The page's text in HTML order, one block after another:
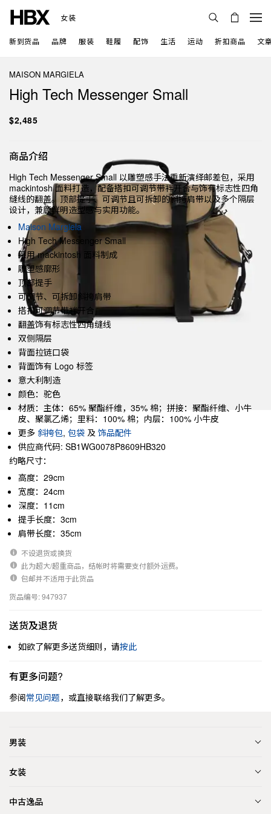
女装
新到货品 品牌 服装 鞋履 配饰 生活 运动 折扣商品 文
MAISON MARGIELA
High Tech Messenger Small
$2,485
商品介绍
High Tech Messenger Small 以雕塑感手法重新演绎邮差包，采用
mackintosh 面料打造，配备搭扣可调节带袢开合与饰有标志性四角
缝线的翻盖。顶部提手、可调节且可拆卸的斜挎肩带以及多个隔层
设计，兼顾鲜明造型感与实用功能。
Maison Margiela
High Tech Messenger Small
采用 mackintosh 面料制成
雕塑感廓形
顶部提手
可调节、可拆卸斜挎肩带
搭扣可调节带袢开合
翻盖饰有标志性四角缝线
双侧隔层
背面拉链口袋
背面饰有 Logo 标签
意大利制造
颜色：驼色
材质：主体：65% 聚酯纤维，35% 棉；拼接：聚酯纤维、小牛
皮、聚氯乙烯；里料：100% 棉；内层：100% 小牛皮
更多 斜挎包, 包袋 及 饰品配件
供应商代码: SB1WG0078P8609HB320
约略尺寸：
高度：29cm
宽度：24cm
深度：11cm
提手长度：3cm
肩带长度：35cm
不设退货或换货
此为超大/超重商品，结帐时将需要支付额外运费。
包邮并不适用于此货品
货品编号: 947937
送货及退货
如欲了解更多送货细则，请按此
有更多问题?
参阅常见问题，或直接联络我们了解更多。
男装
女装
中古逸品